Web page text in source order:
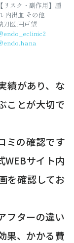
【リスク・副作用】腫
内出血 その他
刀医:円戸望
績があり、な
ことが大切で
ミの確認です
WEBサイト内
を確認してお
フターの違い
果、かかる費